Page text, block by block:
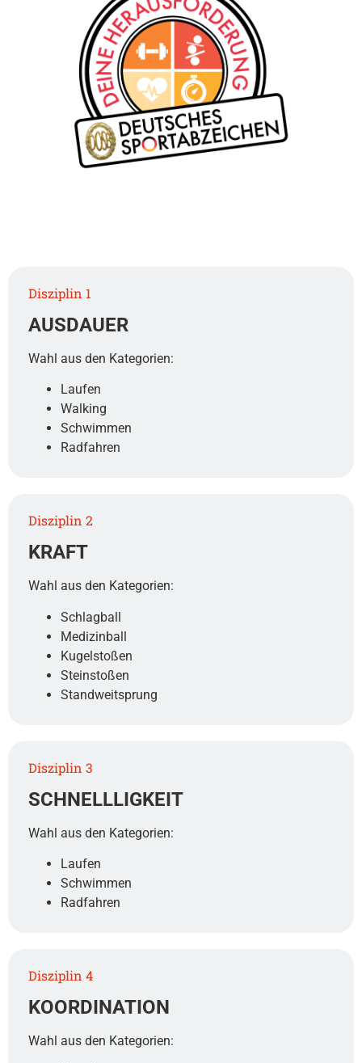
Disziplin 1
AUSDAUER
Wahl aus den Kategorien:
Laufen
Walking
Schwimmen
Radfahren
Disziplin 2
KRAFT
Wahl aus den Kategorien:
Schlagball
Medizinball
Kugelstoßen
Steinstoßen
Standweitsprung
Disziplin 3
SCHNELLLIGKEIT
Wahl aus den Kategorien:
Laufen
Schwimmen
Radfahren
Disziplin 4
KOORDINATION
Wahl aus den Kategorien: